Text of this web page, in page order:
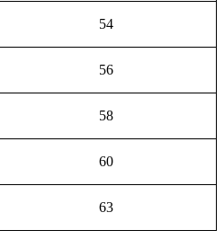
54
56
58
60
63